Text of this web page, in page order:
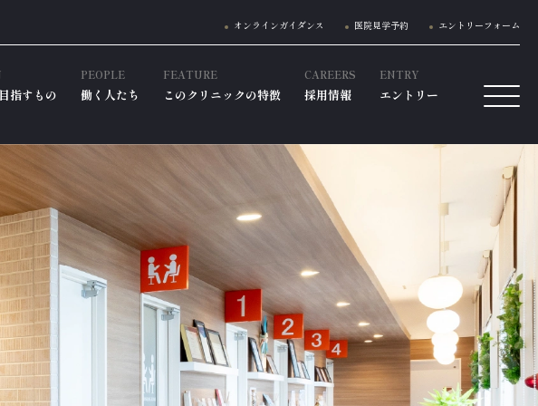
オンラインガイダンス 医院見学予約 エントリーフォーム
指すもの
PEOPLE
働く人たち
FEATURE
このクリニックの特徴
CAREERS
採用情報
ENTRY
エントリー